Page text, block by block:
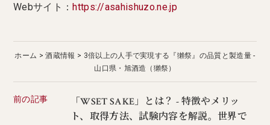
Webサイト： https://asahishuzo.ne.jp
ホーム 酒蔵情報
3倍以上の人手で実現する『獺祭』の品質と製造量 -
山口県・旭酒造（獺祭）
前の記事
「WSET SAKE」とは？ - 特徴やメリッ
ト、取得方法、試験内容を解説。世界で